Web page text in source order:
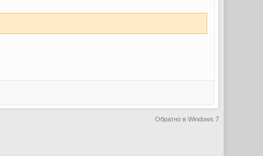
Обратно в Windows 7